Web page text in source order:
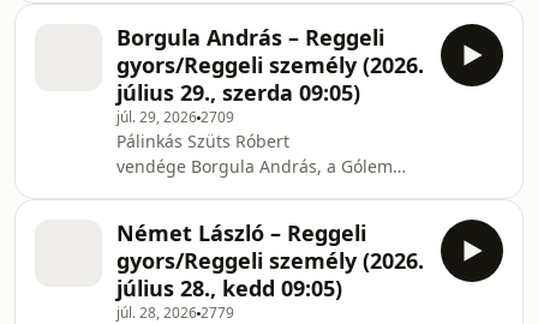
Borgula András – Reggeli
gyors/Reggeli személy (2026.
július 29., szerda 09:05)
júl. 29, 20262709
Pálinkás Szüts Róbert
vendége Borgula András, a Gólem
Német László – Reggeli
gyors/Reggeli személy (2026.
július 28., kedd 09:05)
júl. 28, 20262779